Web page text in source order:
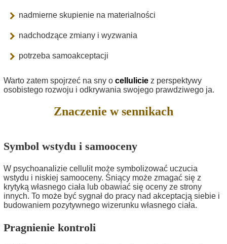
nadmierne skupienie na materialności
nadchodzące zmiany i wyzwania
potrzeba samoakceptacji
Warto zatem spojrzeć na sny o cellulicie z perspektywy
osobistego rozwoju i odkrywania swojego prawdziwego ja.
Znaczenie w sennikach
Symbol wstydu i samooceny
W psychoanalizie cellulit może symbolizować uczucia
wstydu i niskiej samooceny. Śniący może zmagać się z
krytyką własnego ciała lub obawiać się oceny ze strony
innych. To może być sygnał do pracy nad akceptacją siebie i
budowaniem pozytywnego wizerunku własnego ciała.
Pragnienie kontroli